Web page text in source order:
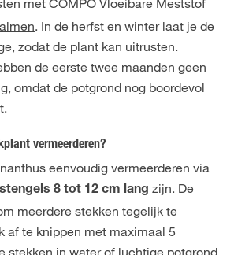
. In de herfst en winter laat je de
zodat de plant kan uitrusten.
de eerste twee maanden geen
omdat de potgrond nog boordevol
vermeerderen?
eenvoudig vermeerderen via
stengels 8 tot 12 cm lang zijn. De
meerdere stekken tegelijk te
af te knippen met maximaal 5
stekken in water of luchtige potgrond